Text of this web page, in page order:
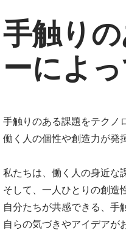
手触り
ーによ
手触りのある課題をテクノ
働く人の個性や創造力が発
私たちは、働く人の身近な
そして、一人ひとりの創造
自分たちが共感できる、手
自らの気づきやアイデアが